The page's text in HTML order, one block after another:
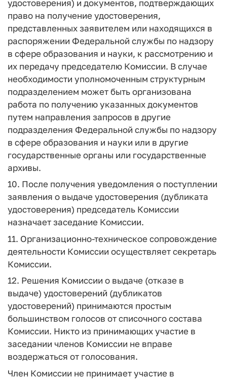
удостоверения) и документов, подтверждающих
право на получение удостоверения,
представленных заявителем или находящихся в
распоряжении Федеральной службы по надзору
в сфере образования и науки, к рассмотрению и
их передачу председателю Комиссии. В случае
необходимости уполномоченным структурным
подразделением может быть организована
работа по получению указанных документов
путем направления запросов в другие
подразделения Федеральной службы по надзору
в сфере образования и науки или в другие
государственные органы или государственные
архивы.
10. После получения уведомления о поступлении
заявления о выдаче удостоверения (дубликата
удостоверения) председатель Комиссии
назначает заседание Комиссии.
11. Организационно-техническое сопровождение
деятельности Комиссии осуществляет секретарь
Комиссии.
12. Решения Комиссии о выдаче (отказе в
выдаче) удостоверений (дубликатов
удостоверений) принимаются простым
большинством голосов от списочного состава
Комиссии. Никто из принимающих участие в
заседании членов Комиссии не вправе
воздержаться от голосования.
Член Комиссии не принимает участие в